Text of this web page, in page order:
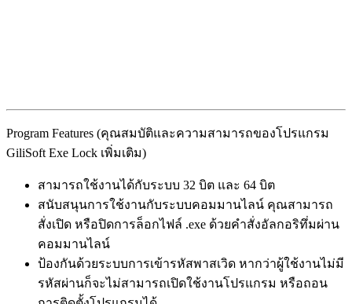
Program Features (คุณสมบัติและความสามารถของโปรแกรม
GiliSoft Exe Lock เพิ่มเติม)
สามารถใช้งานได้กับระบบ 32 บิต และ 64 บิต
สนับสนุนการใช้งานกับระบบคอมมานไลน์ คุณสามารถ
สั่งเปิด หรือปิดการล็อกไฟล์ .exe ด้วยคำสั่งอัลกอริทึ่มผ่าน
คอมมานไลน์
ป้องกันด้วยระบบการเข้ารหัสพาสเวิด หากว่าผู้ใช้งานไม่มี
รหัสผ่านก็จะไม่สามารถเปิดใช้งานโปรแกรม หรือถอน